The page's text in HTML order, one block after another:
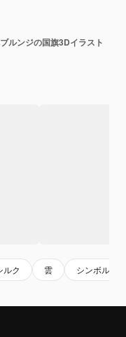
ルンジの国旗3Dイラスト
ルク 雲 シンボル